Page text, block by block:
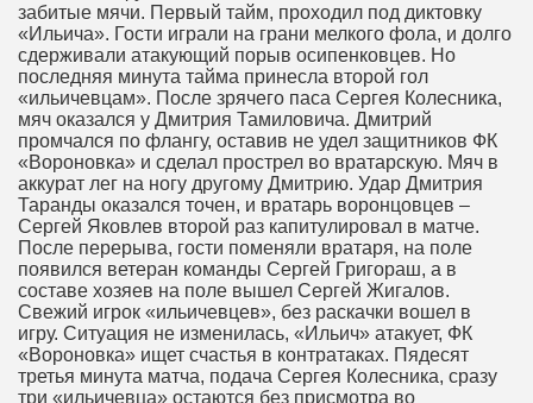
забитые мячи. Первый тайм, проходил под диктовку
«Ильича». Гости играли на грани мелкого фола, и долго
сдерживали атакующий порыв осипенковцев. Но
последняя минута тайма принесла второй гол
«ильичевцам». После зрячего паса Сергея Колесника,
мяч оказался у Дмитрия Тамиловича. Дмитрий
промчался по флангу, оставив не удел защитников ФК
«Вороновка» и сделал прострел во вратарскую. Мяч в
аккурат лег на ногу другому Дмитрию. Удар Дмитрия
Таранды оказался точен, и вратарь воронцовцев –
Сергей Яковлев второй раз капитулировал в матче.
После перерыва, гости поменяли вратаря, на поле
появился ветеран команды Сергей Григораш, а в
составе хозяев на поле вышел Сергей Жигалов.
Свежий игрок «ильичевцев», без раскачки вошел в
игру. Ситуация не изменилась, «Ильич» атакует, ФК
«Вороновка» ищет счастья в контратаках. Пядесят
третья минута матча, подача Сергея Колесника, сразу
три «ильичевца» остаются без присмотра во